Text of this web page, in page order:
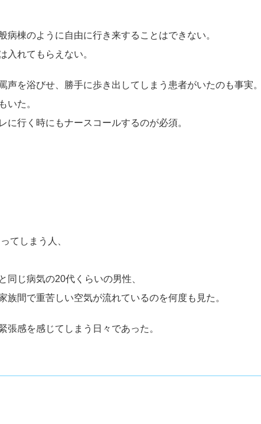
棟のように自由に行き来することはできない。
入れてもらえない。
を浴びせ、勝手に歩き出してしまう患者がいたのも事実。
いた。
行く時にもナースコールするのが必須。
てしまう人、
同じ病気の20代くらいの男性、
間で重苦しい空気が流れているのを何度も見た。
感を感じてしまう日々であった。